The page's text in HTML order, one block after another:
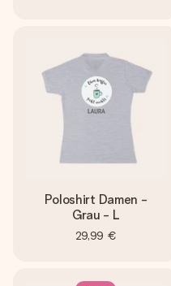
Poloshirt Damen -
Grau - L
29,99 €